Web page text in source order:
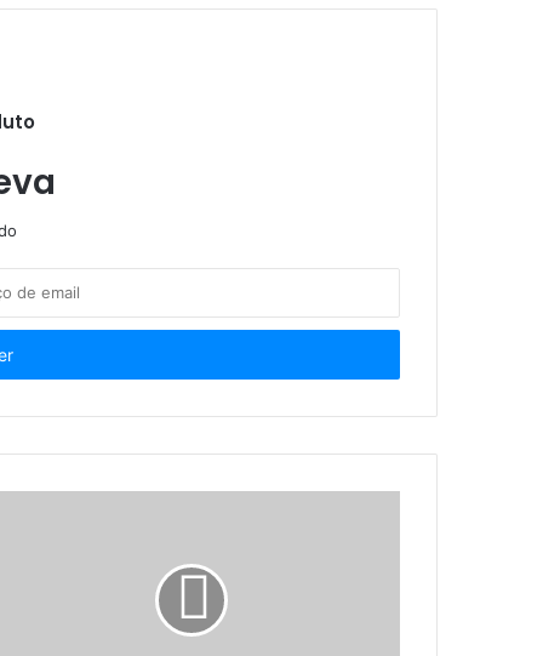
570 atendimentos
com deficiência